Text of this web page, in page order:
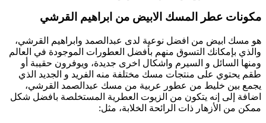
مكونات عطر المسك الابيض من ابراهيم القرشي
هو مسك ابيض من افضل نوعية لدى عبدالصمد وابراهيم القرشي،
والذي بإمكانك التسوق منهم بأفضل العطورات الموجودة في العالم
ومنها السائل و السيرم واشكال اخرى جديدة، ويوفرون حقيبة أو
طقم يحتوي على منتجات مسك مختلفة منه الفريد و الجديد الذي
يجمع بين خليط من عطور عربية من مسك عبدالصمد القرشي،
اضافة إلى إنه يتكون من الزيوت العطرية المستخلصة بافضل شكل
ممكن من الأزهار ذات الرائحة الخلابة، مثل: